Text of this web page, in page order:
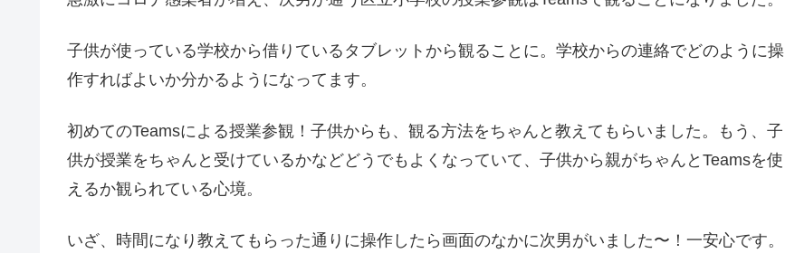
子供が使っている学校から借りているタブレットから観ることに。学校からの連絡でどのように操
作すればよいか分かるようになってます。
初めてのTeamsによる授業参観！子供からも、観る方法をちゃんと教えてもらいました。もう、子
供が授業をちゃんと受けているかなどどうでもよくなっていて、子供から親がちゃんとTeamsを使
えるか観られている心境。
いざ、時間になり教えてもらった通りに操作したら画面のなかに次男がいました〜！一安心です。